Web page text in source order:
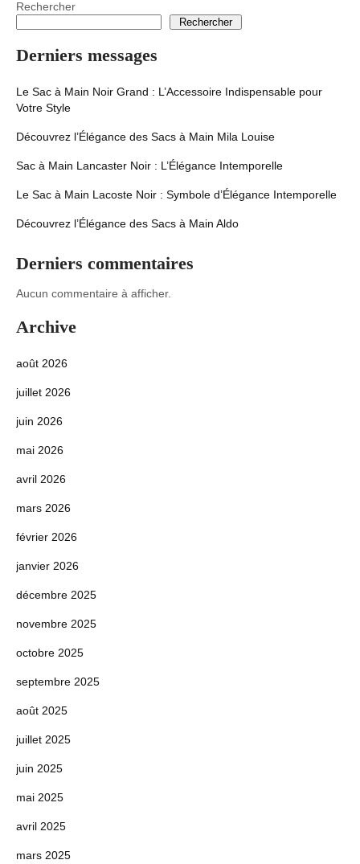
Rechercher
Rechercher
Derniers messages
Le Sac à Main Noir Grand : L’Accessoire Indispensable pour
Votre Style
Découvrez l’Élégance des Sacs à Main Mila Louise
Sac à Main Lancaster Noir : L’Élégance Intemporelle
Le Sac à Main Lacoste Noir : Symbole d’Élégance Intemporelle
Découvrez l’Élégance des Sacs à Main Aldo
Derniers commentaires
Aucun commentaire à afficher.
Archive
août 2026
juillet 2026
juin 2026
mai 2026
avril 2026
mars 2026
février 2026
janvier 2026
décembre 2025
novembre 2025
octobre 2025
septembre 2025
août 2025
juillet 2025
juin 2025
mai 2025
avril 2025
mars 2025